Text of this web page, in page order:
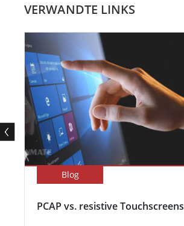
VERWANDTE LINKS
Blog
PCAP vs. resistive Touchscreens